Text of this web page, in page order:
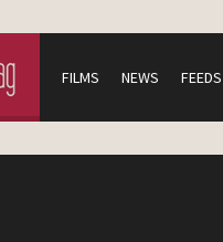
FILMS NEWS FEEDS